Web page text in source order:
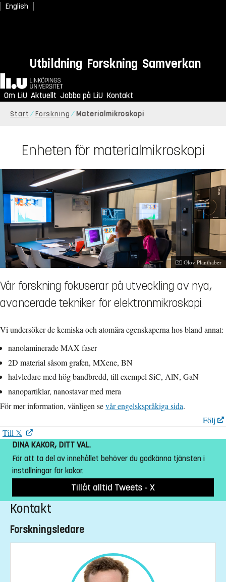
English
Utbildning Forskning Samverkan
Hem
Om LiU Aktuellt Jobba på LiU Kontakt
Start Forskning Materialmikroskopi
Enheten för materialmikroskopi
Fotograf:
Olov Planthaber
Vår forskning fokuserar på utveckling av nya,
avancerade tekniker för elektronmikroskopi.
Vi undersöker de kemiska och atomära egenskaperna hos bland annat:
nanolaminerade MAX faser
2D material såsom grafen, MXene, BN
halvledare med hög bandbredd, till exempel SiC, AlN, GaN
nanopartiklar, nanostavar med mera
För mer information, vänligen sevår engelskspråkiga sida.
Följ
Till 𝕏
DINA KAKOR, DITT VAL.
För att ta del av innehållet behöver du godkänna tjänsten i
inställningar för kakor.
Tillåt alltid Tweets - X
Kontakt
Forskningsledare